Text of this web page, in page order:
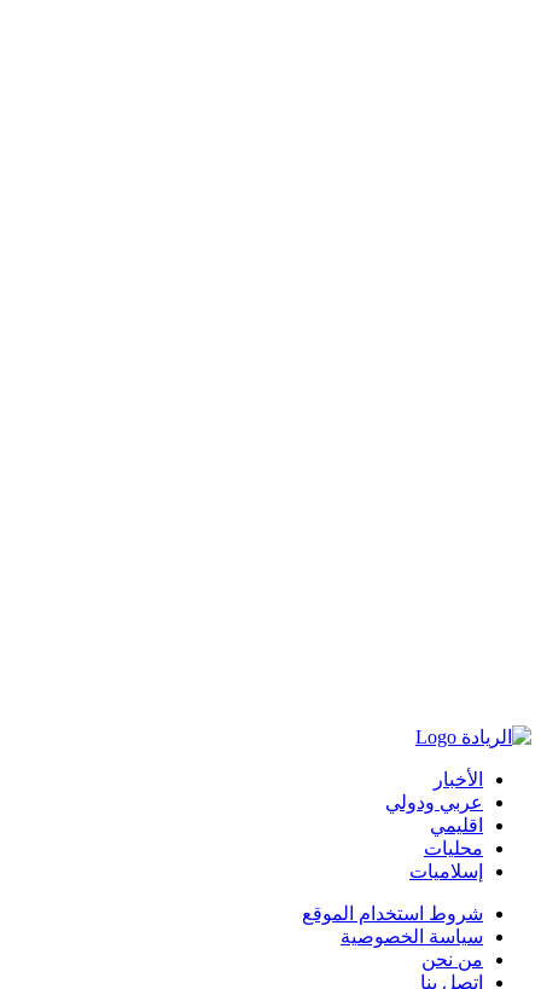
الأخبار
عربي ودولي
اقليمي
محليات
إسلاميات
شروط استخدام الموقع
سياسة الخصوصية
من نحن
اتصل بنا